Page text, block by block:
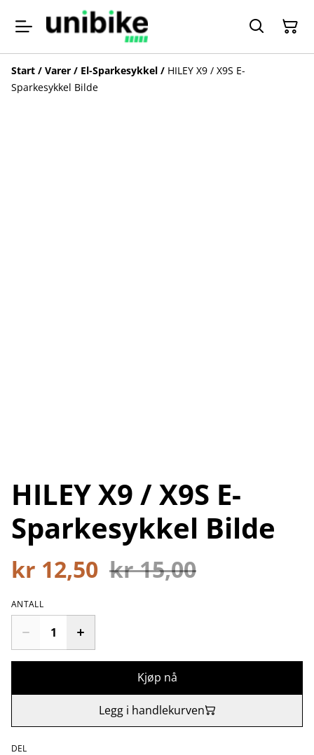
Start / Varer / El-Sparkesykkel / HILEY X9 / X9S E-
Sparkesykkel Bilde
HILEY X9 / X9S E-
Sparkesykkel Bilde
kr 12,50 kr 15,00
ANTALL
Kjøp nå
Legg i handlekurven
DEL